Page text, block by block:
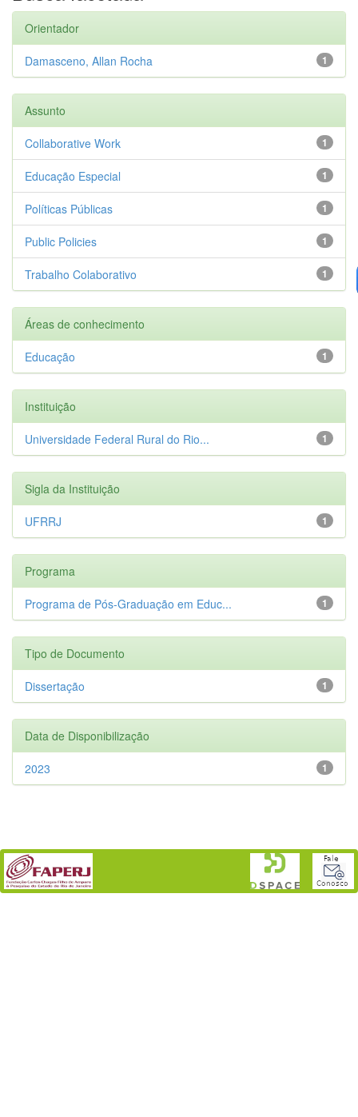
Orientador
1
Damasceno, Allan Rocha
Assunto
1
Collaborative Work
1
Educação Especial
1
Políticas Públicas
1
Public Policies
1
Trabalho Colaborativo
Áreas de conhecimento
1
Educação
Instituição
1
Universidade Federal Rural do Rio...
Sigla da Instituição
1
UFRRJ
Programa
1
Programa de Pós-Graduação em Educ...
Tipo de Documento
1
Dissertação
Data de Disponibilização
1
2023